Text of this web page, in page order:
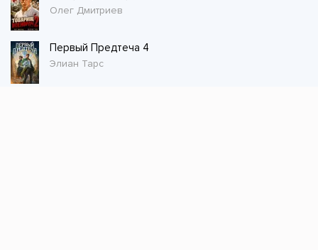
Олег Дмитриев
Первый Предтеча 4
Элиан Тарс